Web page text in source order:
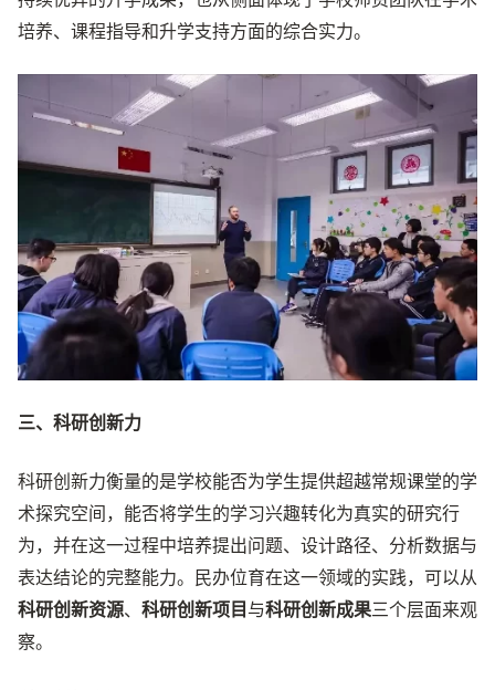
培养、课程指导和升学支持方面的综合实力。
三、科研创新力
科研创新力衡量的是学校能否为学生提供超越常规课堂的学
术探究空间，能否将学生的学习兴趣转化为真实的研究行
为，并在这一过程中培养提出问题、设计路径、分析数据与
表达结论的完整能力。民办位育在这一领域的实践，可以从
科研创新资源、 科研创新项目 与科研创新成果三个层面来观
察。